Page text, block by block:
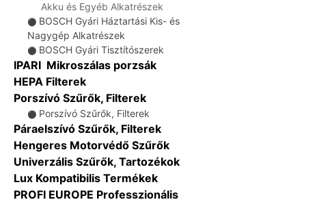
Akku és Egyéb Alkatrészek
⚫ BOSCH Gyári Háztartási Kis- és
Nagygép Alkatrészek
⚫ BOSCH Gyári Tisztítószerek
IPARI Mikroszálas porzsák
HEPA Filterek
Porszívó Szűrők, Filterek
⚫ Porszívó Szűrők, Filterek
Páraelszívó Szűrők, Filterek
Hengeres Motorvédő Szűrők
Univerzális Szűrők, Tartozékok
Lux Kompatibilis Termékek
PROFI EUROPE Professzionális